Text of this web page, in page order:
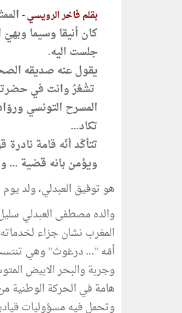
بقلم فاخر الرويسي -
كان أنيقا وسيما
جلست اليه.
يقول عنه صديقه
تشْعُرُ وانت في حضرته
المسرح التونسي
تكاد...
تتأكّد أنّه قامة
ويؤمن بانه قضية ...
هو توفيق العبدلي، ولد يوم 8 ماي 1927 بدار بن عسّال، بنهج سيدي خميس باب العسل.
والده مصطفى العبدلي
المغرب نشان جزاء
أمّه "... درغوث" وهي تنتسب
وجربة والبحر الابيض